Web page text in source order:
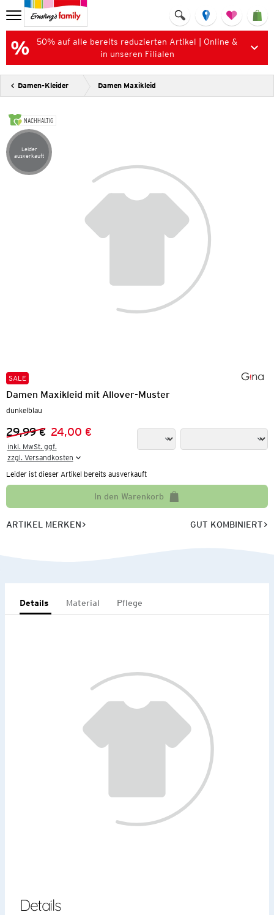
50% auf alle bereits reduzierten Artikel | Online &
in unseren Filialen
Damen-Kleider Damen Maxikleid
NACHHALTIG
Artikel leider ausverkauft
Leider
ausverkauft
SALE
Damen Maxikleid mit Allover-Muster
dunkelblau
Vorheriger Preis:
29,99 €
Neuer Preis:24,00 €
inkl. MwSt. ggf.
zzgl. Versandkosten
Leider ist dieser Artikel bereits ausverkauft
In den Warenkorb
ARTIKEL MERKEN GUT KOMBINIERT
Details Material Pflege
Details